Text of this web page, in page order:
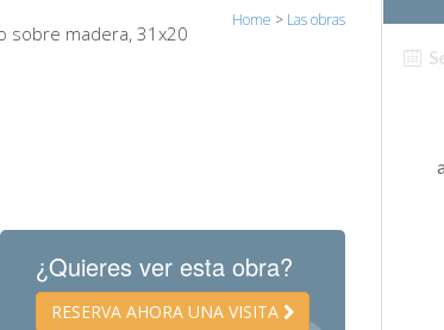
Home > Las obras
sobre madera, 31x20
¿Quieres ver esta obra?
RESERVA AHORA UNA VISITA